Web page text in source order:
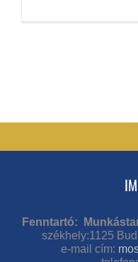
Fenntartó:
székhely:1125
e-mail cím: